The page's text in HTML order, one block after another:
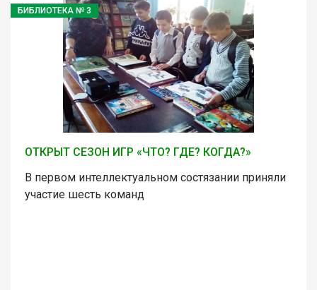
БИБЛИОТЕКА № 3
ОТКРЫТ СЕЗОН ИГР «ЧТО? ГДЕ? КОГДА?»
В первом интеллектуальном состязании приняли
участие шесть команд